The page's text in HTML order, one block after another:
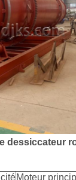
dessiccateur
Moteur